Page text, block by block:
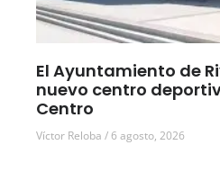
El Ayuntamiento de
nuevo centro
Centro
Víctor Reloba 6 agosto, 2026